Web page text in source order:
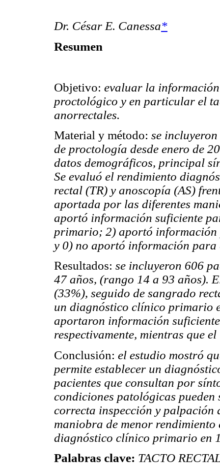
Dr. César E. Canessa*
Resumen
Objetivo: evaluar la
proctológico y en particular el
anorrectales.
Material y método: se
de proctología desde enero de
datos demográficos, principal
Se evaluó el rendimiento
rectal (TR) y anoscopía (AS)
aportada por las diferentes
aportó información suficiente
primario; 2) aportó información
y 0) no aportó información para
Resultados: se incluyeron 606
47 años, (rango 14 a 93 años).
(33%), seguido de sangrado
un diagnóstico clínico primario
aportaron información
respectivamente, mientras que
Conclusión: el estudio mostró
permite establecer un
pacientes que consultan por
condiciones patológicas pueden
correcta inspección y
maniobra de menor
diagnóstico clínico primario en
Palabras clave: TACTO